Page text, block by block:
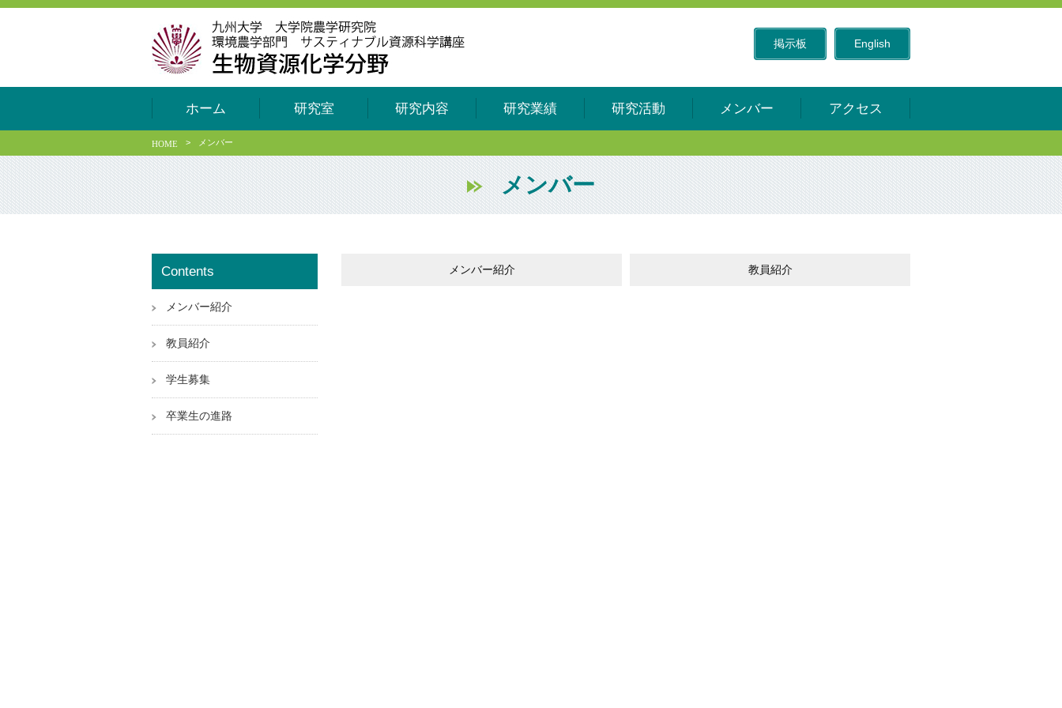
掲示板 English
ホーム 研究室 研究内容 研究業績 研究活動 メンバー アクセス
HOME > メンバー
メンバー
メンバー紹介 教員紹介
Contents
メンバー紹介
教員紹介
学生募集
卒業生の進路